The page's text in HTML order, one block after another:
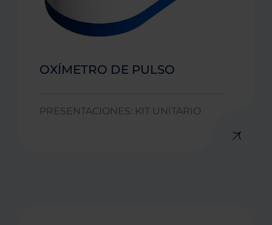
OXÍMETRO DE PULSO
PRESENTACIONES: KIT UNITARIO